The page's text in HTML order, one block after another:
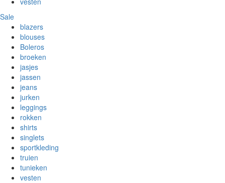
Sale
blazers
blouses
Boleros
broeken
jasjes
jassen
jeans
jurken
leggings
rokken
shirts
singlets
sportkleding
truien
tunieken
vesten